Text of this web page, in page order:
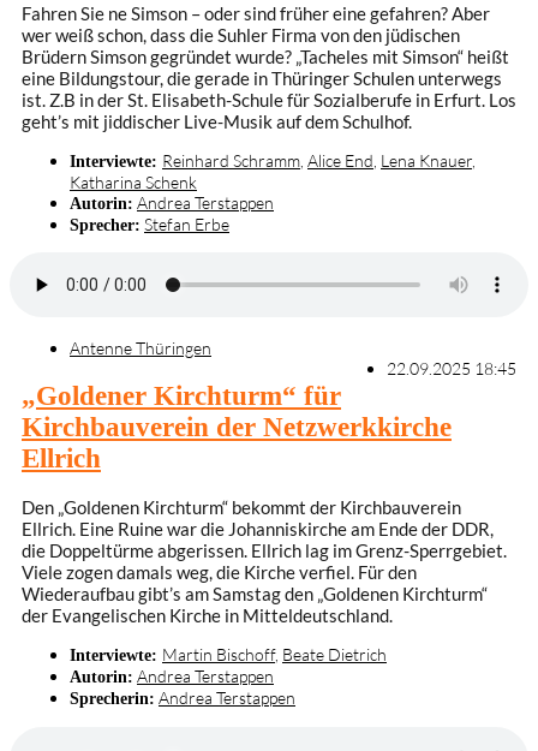
Fahren Sie ne Simson – oder sind früher eine gefahren? Aber
wer weiß schon, dass die Suhler Firma von den jüdischen
Brüdern Simson gegründet wurde? „Tacheles mit Simson“ heißt
eine Bildungstour, die gerade in Thüringer Schulen unterwegs
ist. Z.B in der St. Elisabeth-Schule für Sozialberufe in Erfurt. Los
geht’s mit jiddischer Live-Musik auf dem Schulhof.
Interviewte: Reinhard Schramm Alice End Lena Knauer
Katharina Schenk
Autorin: Andrea Terstappen
Sprecher: Stefan Erbe
Antenne Thüringen
22.09.2025 18:45
„Goldener Kirchturm“ für
Kirchbauverein der Netzwerkkirche
Ellrich
Den „Goldenen Kirchturm“ bekommt der Kirchbauverein
Ellrich. Eine Ruine war die Johanniskirche am Ende der DDR,
die Doppeltürme abgerissen. Ellrich lag im Grenz-Sperrgebiet.
Viele zogen damals weg, die Kirche verfiel. Für den
Wiederaufbau gibt’s am Samstag den „Goldenen Kirchturm“
der Evangelischen Kirche in Mitteldeutschland.
Interviewte: Martin Bischoff, Beate Dietrich
Autorin: Andrea Terstappen
Sprecherin: Andrea Terstappen